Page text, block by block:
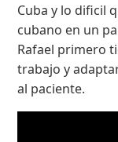
Cuba y lo dificil
cubano en un
Rafael primero
trabajo y
al paciente.